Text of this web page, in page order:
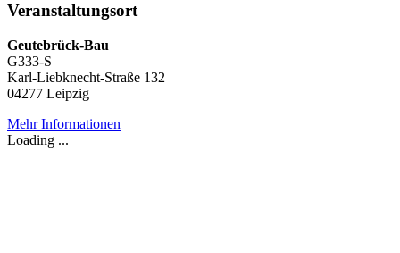
Veranstaltungsort
Geutebrück-Bau
G333-S
Karl-Liebknecht-Straße 132
04277 Leipzig
Mehr Informationen
Loading ...